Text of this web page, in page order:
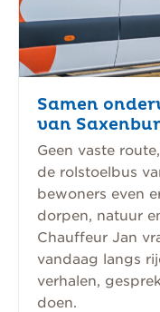
Samen
van
Geen vaste
de rolstoelbus
bewoners even
dorpen, natuur
Chauffeur Jan
vandaag langs
verhalen,
doen.